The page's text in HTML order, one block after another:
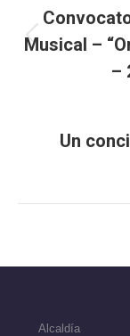
Musical –
–
Un
Alcaldía